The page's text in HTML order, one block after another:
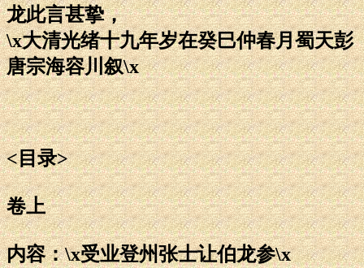
龙此言甚挚，
\x大清光绪十九年岁在癸巳仲春月蜀天彭
唐宗海容川叙\x
<目录>
卷上
内容：\x受业登州张士让伯龙参\x